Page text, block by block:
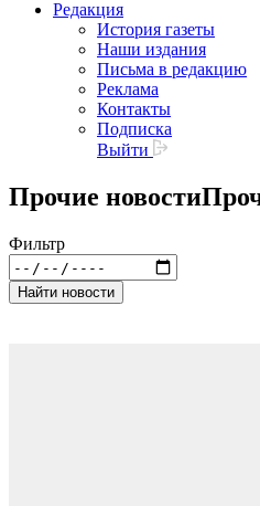
Редакция
История газеты
Наши издания
Письма в редакцию
Реклама
Контакты
Подписка
Выйти
Прочие новости
Фильтр
Найти новости